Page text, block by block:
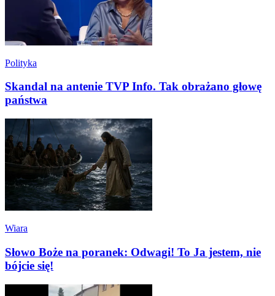
Polityka
Skandal na antenie TVP Info. Tak obrażano głowę
państwa
Wiara
Słowo Boże na poranek: Odwagi! To Ja jestem, nie
bójcie się!